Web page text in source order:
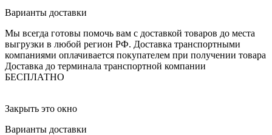
Варианты доставки
Мы всегда готовы помочь вам с доставкой товаров до места
выгрузки в любой регион РФ. Доставка транспортными
компаниями оплачивается покупателем при получении товара
Доставка до терминала транспортной компании
БЕСПЛАТНО
Закрыть это окно
Варианты доставки